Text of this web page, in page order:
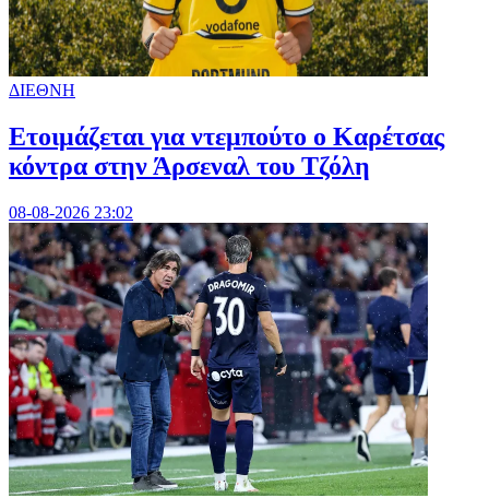
ΔΙΕΘΝΗ
Ετοιμάζεται για ντεμπούτο ο Καρέτσας
κόντρα στην Άρσεναλ του Τζόλη
08-08-2026 23:02